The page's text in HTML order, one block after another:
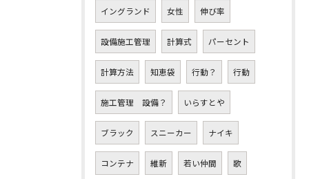
イングランド 女性 伸び率
設備施工管理 計算式 パーセント
計算方法 知恵袋 行動？ 行動
施工管理 設備？ いらすとや
ブラック スニーカー ナイキ
コンテナ 維新 若い仲間 歌